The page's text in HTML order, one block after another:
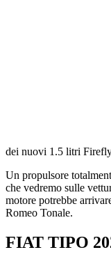
dei nuovi 1.5 litri
Un propulsore
che vedremo sulle
motore potrebbe
Romeo Tonale.
FIAT TIPO